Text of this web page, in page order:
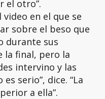
el otro”.
en el que se
sobre el beso que
durante sus
la final, pero la
intervino y las
serio”, dice. “La
a ella”.